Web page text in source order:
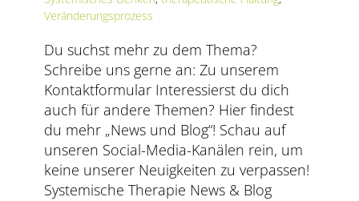
SUCHEVeränderungsprozess
Du suchst mehr zu dem Thema?
Schreibe uns gerne an: Zu unserem
Kontaktformular Interessierst du dich
auch für andere Themen? Hier findest
du mehr „News und Blog“! Schau auf
unseren Social-Media-Kanälen rein, um
keine unserer Neuigkeiten zu verpassen!
Systemische Therapie News & Blog